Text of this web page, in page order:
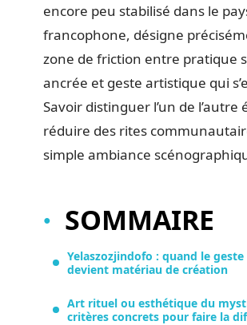
encore peu stabilisé dans le
francophone, désigne
zone de friction entre pratique
ancrée et geste artistique qui
Savoir distinguer l’un de l’autre
réduire des rites
simple ambiance
SOMMAIRE
Yelaszozjindofo : quand le
devient matériau de création
Art rituel ou esthétique du
critères concrets pour faire la